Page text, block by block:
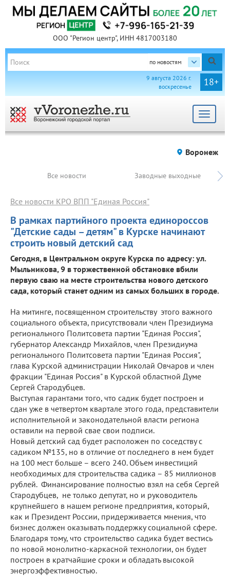
ООО "Регион центр", ИНН 4817003180
по новостям
18+
9 августа 2026 г.
воскресенье
Toggle
Воронеж
Все новости Заводные выходные
В рамках партийного проекта единороссов
"Детские сады – детям" в Курске начинают
строить новый детский сад
Все новости КРО ВПП "Единая Россия"
Сегодня, в Центральном округе Курска по адресу: ул.
Мыльникова, 9 в торжественной обстановке вбили
первую сваю на месте строительства нового детского
сада, который станет одним из самых больших в городе.
На митинге, посвященном строительству этого важного
социального объекта, присутствовали член Президиума
регионального Политсовета партии "Единая Россия",
губернатор Александр Михайлов, член Президиума
регионального Политсовета партии "Единая Россия",
глава Курской администрации Николай Овчаров и член
фракции "Единая Россия" в Курской областной Думе
Сергей Стародубцев.
Выступая гарантами того, что садик будет построен и
сдан уже в четвертом квартале этого года, представители
исполнительной и законодательной власти региона
оставили на первой свае свои подписи.
Новый детский сад будет расположен по соседству с
садиком №135, но в отличие от последнего в нем будет
на 100 мест больше – всего 240. Объем инвестиций
необходимых для строительства садика – 85 миллионов
рублей. Финансирование полностью взял на себя Сергей
Стародубцев, не только депутат, но и руководитель
крупнейшего в нашем регионе предприятия, который,
как и Президент России, придерживается мнения, что
бизнес должен оказывать поддержку социальной сфере.
Благодаря тому, что строительство садика будет вестись
по новой монолитно-каркасной технологии, он будет
построен в кратчайшие сроки и обладать высокой
энергоэффективностью.